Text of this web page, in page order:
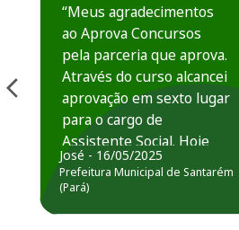
“Meus agradecimentos
ao Aprova Concursos
pela parceria que aprova.
Através do curso alcancei
aprovação em sexto lugar
para o cargo de
Assistente Social. Hoje
estou atuando na
Prefeitura de Santarém.
José - 16/05/2025
Prefeitura Municipal de Santarém
(Pará)